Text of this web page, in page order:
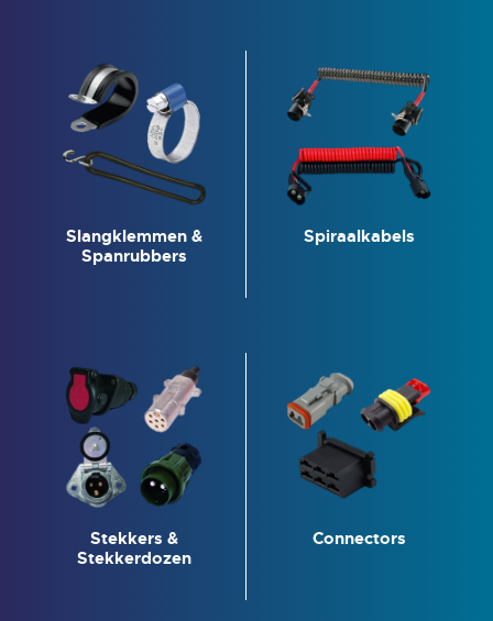
Slangklemmen &
Spanrubbers
Spiraalkabels
Stekkers &
Stekkerdozen
Connectors